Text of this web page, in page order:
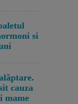
si
cauza
mame